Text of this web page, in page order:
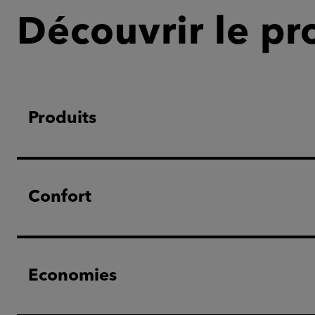
Découvrir le
Produits
Confort
Economies